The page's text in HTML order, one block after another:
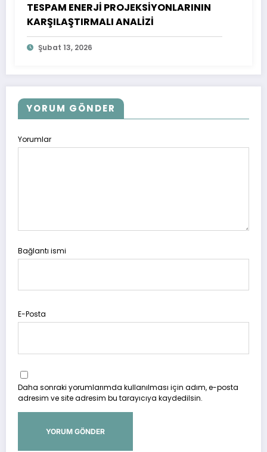
TESPAM ENERJİ PROJEKSİYONLARININ
KARŞILAŞTIRMALI ANALİZİ
Şubat 13, 2026
YORUM GÖNDER
Yorumlar
Bağlantı ismi
E-Posta
Daha sonraki yorumlarımda kullanılması için adım, e-posta
adresim ve site adresim bu tarayıcıya kaydedilsin.